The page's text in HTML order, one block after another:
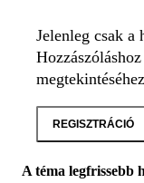
Jelenleg csak a
REGISZTRÁCIÓ
A téma legfrissebb